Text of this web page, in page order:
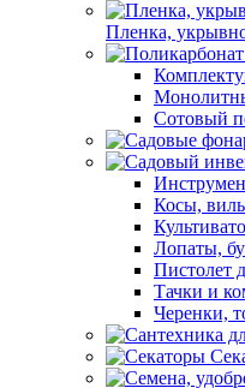
Пленка,
Сотовый
Косы,
Лопаты,
Пистолет
Тачки и
Черенки,